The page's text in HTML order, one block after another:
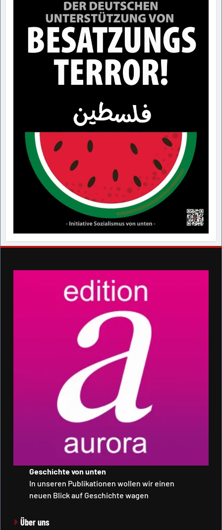
Geschichte von unten
In unseren Publikationen wollen wir einen
neuen Blick auf Geschichte wagen
Über uns